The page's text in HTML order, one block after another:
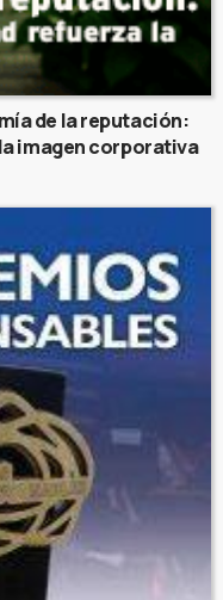
de la reputación:
imagen corporativa